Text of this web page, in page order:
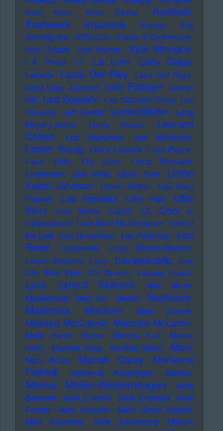
Kool Herc
Kool Savas Kraftklub
Kraftwerk Krautrock Kreator
Kris
Kristofferson KRS-One Kruder & Dorfmeister
Kurt Cobain
Kurt Krömer Kylie Minogue
L.A. Priest L7 La Lom Lady Gaga
Laibach Lana Del Rey
Lana Del Reyy
Lang Lang Lankum Lars Eidinger Lauryn
Hill Led Zeppelin Lee "Scratch" Perry Lee
Ranaldo
Leif Garrett Lemke/Müller
Lena
Meyer-Landrut
Lenny Kravitz
Leonard
Cohen
Les Impremes Les McKeown
Lester Young Lewis Capaldi Liam Payne
Liars
Lilith Lily Allen
Linda Ronstadt
Lindemann
Link Wray Linkin Park
Linton
Kwesi Johnson
Lionel Richie
Lisa Mary
Presley
Lisa Stansfield Little Feat
Little
Simz
Little Walter Lizzo LL Cool J
Lollapalooza Look Mum No Computer Lord of
the Lost Lou Donaldson Lou Pearlman Lou
Reed
Loudermilk
Louis Moholo-Moholo
Louvin Brothers
Love Loveparade
Low
Life Rich Kids
LTJ Bukem Ludwig Hirsch
Lyca Lynyrd Skynyrd
Mac Miller
Macklemore
Mad Sin Madlib
Madness
Madonna
Madsen Main Source
Makaya McCraven Malcolm McLaren
Malik Harris Malva Mambo Kurt
Mamie
Perry
Manfred Krug Manfred Mann Mani
Marc Bolan Mariah Carey
Marianne
Faithfull
Marianne Rosenberg Marilyn
Marius Müller-Westernhagen
Mark
Benecke Mark E Smith Mark Ernestus Mark
Forster
Mark Knopfler
Mark Oliver Everett
Mark Saunders
Mark Zuckerberg
Markus